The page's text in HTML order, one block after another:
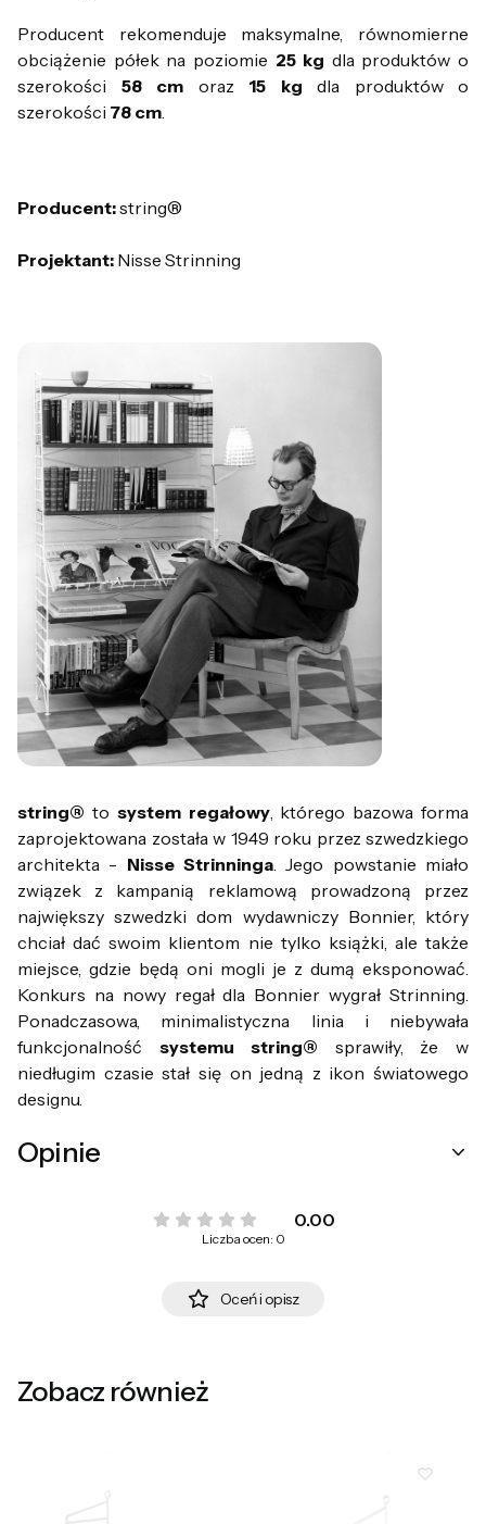
Producent rekomenduje maksymalne, równomierne
obciążenie półek na poziomie 25 kg dla produktów o
szerokości 58 cm oraz 15 kg dla produktów o
szerokości 78 cm
Producent:string®
Projektant: Nisse Strinning
string® to system regałowy, którego bazowa forma
zaprojektowana została w 1949 roku przez szwedzkiego
architekta - Nisse Strinninga. Jego powstanie miało
związek z kampanią reklamową prowadzoną przez
największy szwedzki dom wydawniczy Bonnier, który
chciał dać swoim klientom nie tylko książki, ale także
miejsce, gdzie będą oni mogli je z dumą eksponować.
Konkurs na nowy regał dla Bonnier wygrał Strinning.
Ponadczasowa, minimalistyczna linia i niebywała
funkcjonalność systemu string® sprawiły, że w
niedługim czasie stał się on jedną z ikon światowego
designu.
Opinie
0.00
Liczba ocen: 0
Oceń i opisz
Zobacz również